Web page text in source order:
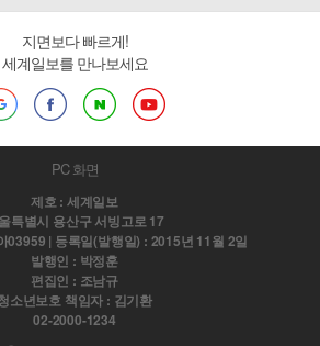
지면보다 빠르게!
세계일보를 만나보세요
PC 화면
제호 : 세계일보
특별시 용산구 서빙고로 17
03959 | 등록일(발행일) : 2015년 11월 2일
발행인 : 박정훈
편집인 : 조남규
소년보호 책임자 : 김기환
02-2000-1234